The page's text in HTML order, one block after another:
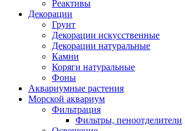
Реактивы
Декорации
Грунт
Декорации искусственные
Декорации натуральные
Камни
Коряги натуральные
Фоны
Аквариумные растения
Морской аквариум
Фильтрация
Фильтры, пеноотделители